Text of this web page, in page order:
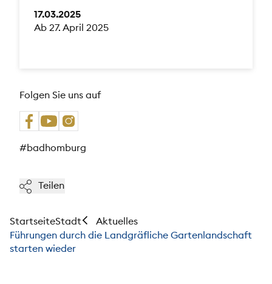
17.03.2025
Ab 27. April 2025
Folgen Sie uns auf
#badhomburg
Teilen
StartseiteStadt
Aktuelles
Führungen durch die Landgräfliche Gartenlandschaft
starten wieder